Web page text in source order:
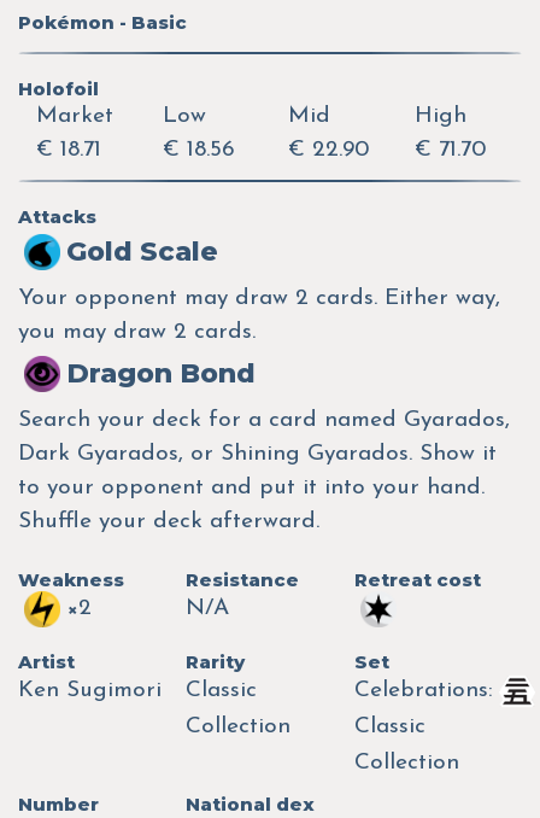
Pokémon - Basic
Holofoil
Market
€ 18.71
Low
€ 18.56
Mid
€ 22.90
High
€ 71.70
Attacks
Gold Scale
Your opponent may draw 2 cards. Either way,
you may draw 2 cards.
Dragon Bond
Search your deck for a card named Gyarados,
Dark Gyarados, or Shining Gyarados. Show it
to your opponent and put it into your hand.
Shuffle your deck afterward.
Weakness
×2
Resistance
N/A
Retreat cost
Artist
Ken Sugimori
Rarity
Classic
Collection
Set
Celebrations:
Classic
Collection
Number
National dex